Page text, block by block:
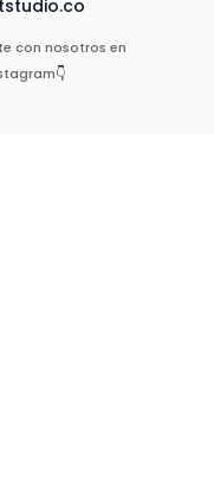
con nosotros en
👇